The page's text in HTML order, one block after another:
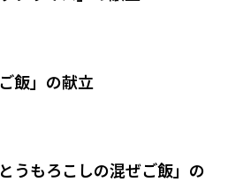
飯」の献立
とうもろこしの混ぜご飯」の